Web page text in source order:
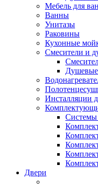
Мебель для
Ванны
Унитазы
Раковины
Кухонные
Смесители и
Инсталляции
Системы
Двери